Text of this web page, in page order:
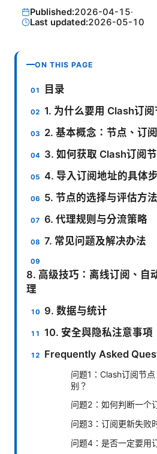
Published:2026-04-15·
Last updated:2026-05-10
ON THIS PAGE
目录
1. 为什么要用 Clash订阅
2. 基本概念：节点、订
3. 如何获取 Clash订阅
4. 导入订阅地址的具体
5. 节点的选择与评估方法
6. 代理规则与分流策略
7. 常见问题及解决办法
8. 高级技巧：离线订阅、自
理
9. 数据与统计
10. 安全與隐私注意事項
Frequently Asked
问题1：Clash订阅节
别？
问题2：如何判断一个
问题3：订阅更新失败
问题4：是否一定要用